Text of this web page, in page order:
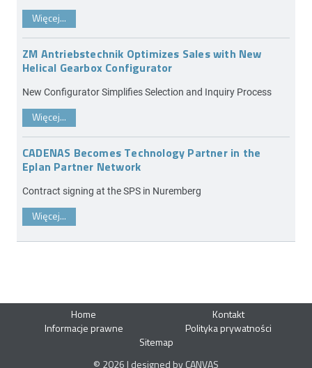
Więcej...
ZM Antriebstechnik Optimizes Sales with New
Helical Gearbox Configurator
New Configurator Simplifies Selection and Inquiry Process
Więcej...
CADENAS Becomes Technology Partner in the
Eplan Partner Network
Contract signing at the SPS in Nuremberg
Więcej...
Home
Kontakt
Informacje prawne
Polityka prywatności
Sitemap
© 2026 | designed by CANVAS